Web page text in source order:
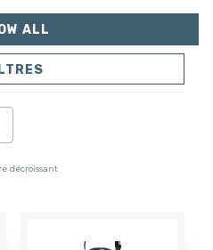
PANTALONS
ALL
décroissant